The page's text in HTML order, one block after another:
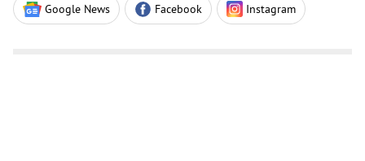
Google News Facebook Instagram